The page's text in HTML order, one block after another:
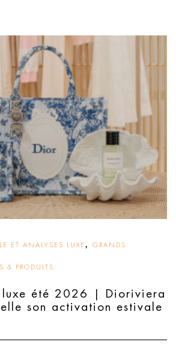
ET ANALYSES LUXE , GRANDS
& PRODUITS
luxe été 2026 | Dioriviera
son activation estivale